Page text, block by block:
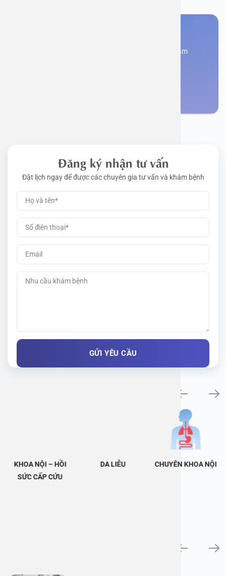
Đăng kí ngay để được các chuyên gia tư vấn và khám
Đăng ký nhận tư vấn
Đặt lịch ngay để được các chuyên gia tư vấn và khám bệnh
KHOA NỘI – HỒI
SỨC CẤP CỨU
DA LIỄU CHUYÊN KHOA NỘI